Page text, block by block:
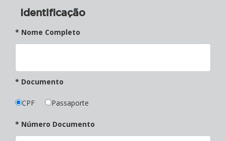
Identificação
* Nome Completo
* Documento
CPF Passaporte
* Número Documento